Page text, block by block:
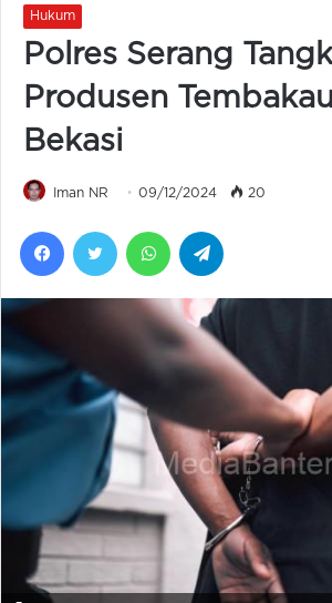
Hukum
Polres Serang
Produsen
Bekasi
Iman NR 09/12/2024 20
FacebookTwitter WhatsApp